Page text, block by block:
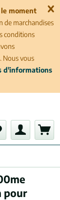
moment
de marchandises
conditions
Nous vous
d'informations
pour